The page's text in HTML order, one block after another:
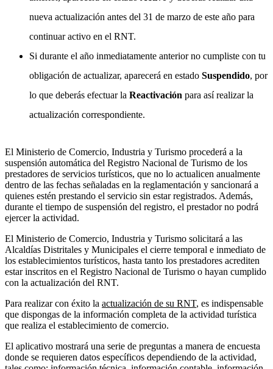
nueva actualización antes del 31 de marzo de este año para
continuar activo en el RNT.
Si durante el año inmediatamente anterior no cumpliste con tu
obligación de actualizar, aparecerá en estado Suspendido, por
lo que deberás efectuar la Reactivación para así realizar la
actualización correspondiente.
El Ministerio de Comercio, Industria y Turismo procederá a la
suspensión automática del Registro Nacional de Turismo de los
prestadores de servicios turísticos, que no lo actualicen anualmente
dentro de las fechas señaladas en la reglamentación y sancionará a
quienes estén prestando el servicio sin estar registrados. Además,
durante el tiempo de suspensión del registro, el prestador no podrá
ejercer la actividad.
El Ministerio de Comercio, Industria y Turismo solicitará a las
Alcaldías Distritales y Municipales el cierre temporal e inmediato de
los establecimientos turísticos, hasta tanto los prestadores acrediten
estar inscritos en el Registro Nacional de Turismo o hayan cumplido
con la actualización del RNT.
Para realizar con éxito la actualización de su RNT, es indispensable
que dispongas de la información completa de la actividad turística
que realiza el establecimiento de comercio.
El aplicativo mostrará una serie de preguntas a manera de encuesta
donde se requieren datos específicos dependiendo de la actividad,